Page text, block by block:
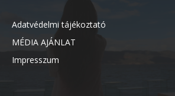
Adatvédelmi tájékoztató
MÉDIA AJÁNLAT
Impresszum